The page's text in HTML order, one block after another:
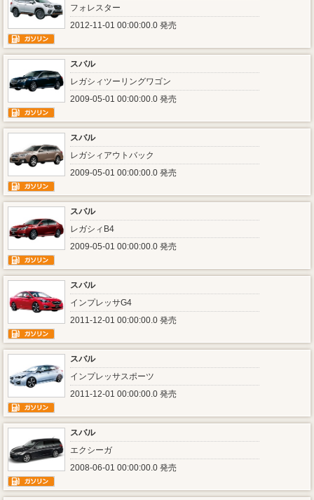
フォレスター
2012-11-01 00:00:00.0 発売
スバル
レガシィツーリングワゴン
2009-05-01 00:00:00.0 発売
スバル
レガシィアウトバック
2009-05-01 00:00:00.0 発売
スバル
レガシィB4
2009-05-01 00:00:00.0 発売
スバル
インプレッサG4
2011-12-01 00:00:00.0 発売
スバル
インプレッサスポーツ
2011-12-01 00:00:00.0 発売
スバル
エクシーガ
2008-06-01 00:00:00.0 発売